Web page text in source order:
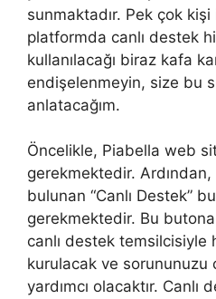
sunmaktadır. Pek çok
platformda canlı destek
kullanılacağı biraz kafa
endişelenmeyin, size bu
anlatacağım.
Öncelikle, Piabella web
gerekmektedir.
bulunan “Canlı Destek”
gerekmektedir. Bu
canlı destek temsilcisiyle
kurulacak ve sorununuzu
yardımcı olacaktır. Canlı